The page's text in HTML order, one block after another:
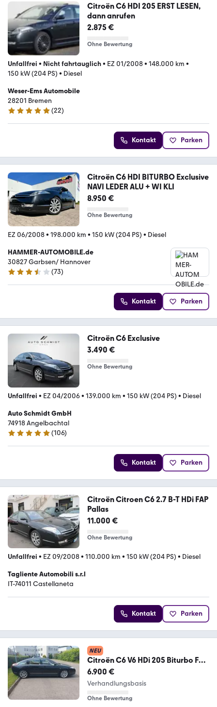
Citroën C6 HDI 205 ERST LESEN,
dann anrufen
2.875 €
Ohne Bewertung
Unfallfrei • Nicht fahrtauglich• EZ 01/2008• 148.000 km •
150 kW (204 PS) • Diesel
Weser-Ems Automobile
28201 Bremen
4.8 Sterne
(22)
Kontakt Parken
Citroën C6 HDI BITURBO Exclusive
NAVI LEDER ALU + WI KLI
8.950 €
Ohne Bewertung
EZ 06/2008• 198.000 km • 150 kW (204 PS) • Diesel
HAMMER-AUTOMOBILE.de
30827 Garbsen/ Hannover
3.4 Sterne
(73)
Kontakt Parken
Citroën C6 Exclusive
3.490 €
Ohne Bewertung
Unfallfrei • EZ 04/2006• 139.000 km • 150 kW (204 PS) • Diesel
Auto Schmidt GmbH
74918 Angelbachtal
4.9 Sterne
(106)
Kontakt Parken
Citroën Citroen C6 2.7 B-T HDi FAP
Pallas
11.000 €
Ohne Bewertung
Unfallfrei • EZ 09/2008• 110.000 km • 150 kW (204 PS) • Diesel
Tagliente Automobili s.r.l
IT-74011 Castellaneta
Kontakt Parken
NEU
Citroën C6 V6 HDi 205 Biturbo FAP
-
6.900 €
Verhandlungsbasis
Ohne Bewertung